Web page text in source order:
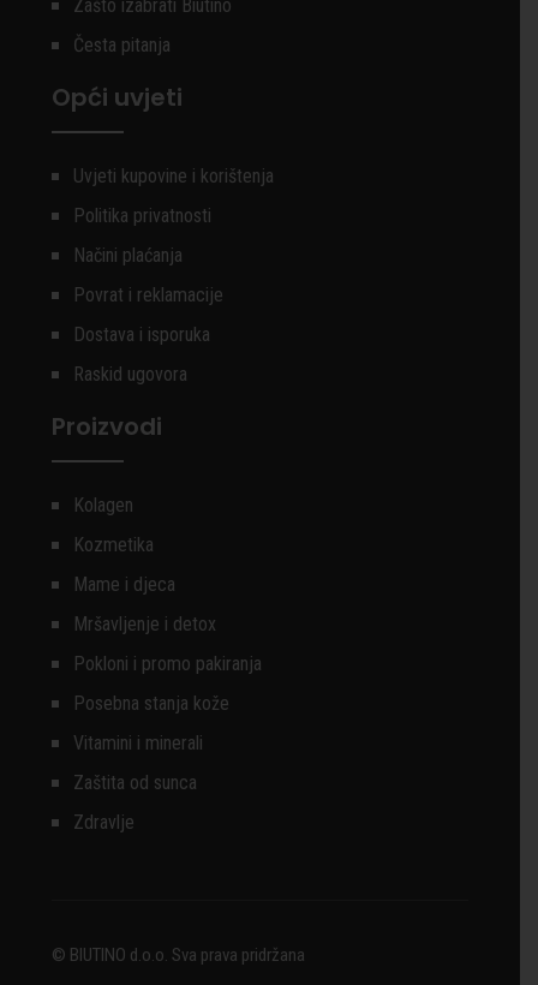
Zašto izabrati Biutino
Česta pitanja
Opći uvjeti
Uvjeti kupovine i korištenja
Politika privatnosti
Načini plaćanja
Povrat i reklamacije
Dostava i isporuka
Raskid ugovora
Proizvodi
Kolagen
Kozmetika
Mame i djeca
Mršavljenje i detox
Pokloni i promo pakiranja
Posebna stanja kože
Vitamini i minerali
Zaštita od sunca
Zdravlje
© BIUTINO d.o.o. Sva prava pridržana